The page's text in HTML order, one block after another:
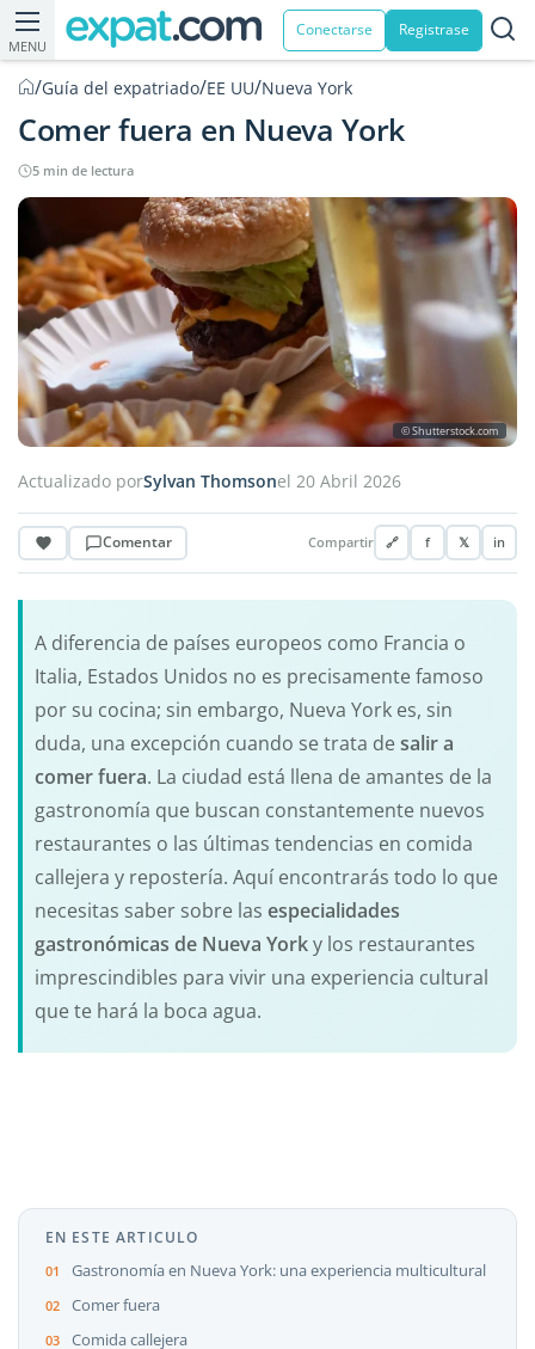
MENU
Conectarse Registrase
/Guía del expatriado/EE UU/Nueva York
Comer fuera en Nueva York
5 min de lectura
© Shutterstock.com
Actualizado porSylvan Thomsonel 20 Abril 2026
Comentar Compartir 🔗 f 𝕏 in
A diferencia de países europeos como Francia o
Italia, Estados Unidos no es precisamente famoso
por su cocina; sin embargo, Nueva York es, sin
duda, una excepción cuando se trata desalir a
comer fuera. La ciudad está llena de amantes de la
gastronomía que buscan constantemente nuevos
restaurantes o las últimas tendencias en comida
callejera y repostería. Aquí encontrarás todo lo que
necesitas saber sobre las especialidades
gastronómicas de Nueva Yorky los restaurantes
imprescindibles para vivir una experiencia cultural
que te hará la boca agua.
EN ESTE ARTICULO
Gastronomía en Nueva York: una experiencia multicultural
Comer fuera
Comida callejera